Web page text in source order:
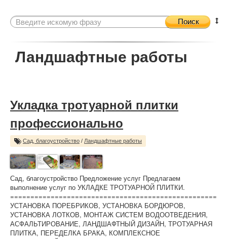
Поиск
Ландшафтные работы
Укладка тротуарной плитки
профессионально
Сад, благоустройство / Ландшафтные работы
Сад, благоустройство Предложение услуг Предлагаем
выполнение услуг по УКЛАДКЕ ТРОТУАРНОЙ ПЛИТКИ.
===================================================
УСТАНОВКА ПОРЕБРИКОВ, УСТАНОВКА БОРДЮРОВ,
УСТАНОВКА ЛОТКОВ, МОНТАЖ СИСТЕМ ВОДООТВЕДЕНИЯ,
АСФАЛЬТИРОВАНИЕ, ЛАНДШАФТНЫЙ ДИЗАЙН, ТРОТУАРНАЯ
ПЛИТКА, ПЕРЕДЕЛКА БРАКА, КОМПЛЕКСНОЕ